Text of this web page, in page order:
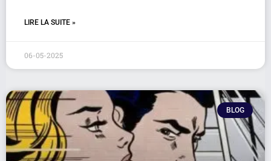
LIRE LA SUITE »
06-05-2025
BLOG